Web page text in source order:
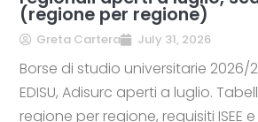
(regione per regione)
Greta Cartera July 31, 2026
Borse di studio universitarie 2026/
EDISU, Adisurc aperti a luglio.
regione per regione, requisiti ISEE